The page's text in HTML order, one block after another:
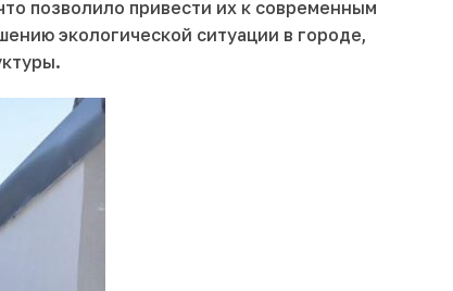
позволило привести их к современным
экологической ситуации в городе,